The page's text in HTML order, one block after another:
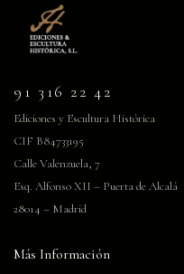
91 316 22 42
Ediciones y Escultura Histórica
CIF B84733195
Calle Valenzuela, 7
Esq. Alfonso XII – Puerta de Alcalá
28014 – Madrid
Más Información